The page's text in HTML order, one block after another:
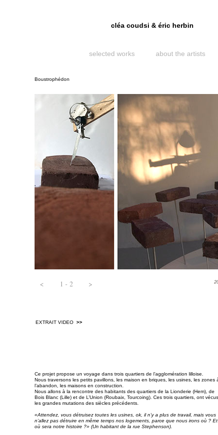
cléa coudsi & éric herbin
selected works about the artists
Boustrophédon
1 - 2
< >
EXTRAIT VIDEO >>
Ce projet propose un voyage dans trois quartiers de l’agglomération lilloise.
Nous traversons les petits pavillons, les maison en briques, les usines, les zones
l’abandon, les maisons en construction.
Nous allons à la rencontre des habitants des quartiers de la Lionderie (Hem), de
Bois Blanc (Lille) et de L’Union (Roubaix, Tourcoing). Ces trois quartiers, ont vécus
les grandes mutations des siècles précédents.
«Attendez, vous détruisez toutes les usines, ok, il n’y a plus de travail, mais vous
n’allez pas détruire en même temps nos logements, parce que nous irons où ? Et
où sera notre histoire ?» (Un habitant de la rue Stephenson).